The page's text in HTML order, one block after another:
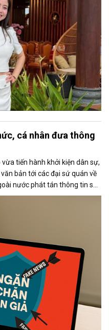
cá nhân đưa thông
tiến hành khởi kiện dân sự,
bản tới các đại sứ quán về
nước phát tán thông tin sai
Vingroup kiên quyết xử lý
dư luận không chỉ nhằm
nghiệp mà còn vì lợi ích xã hội